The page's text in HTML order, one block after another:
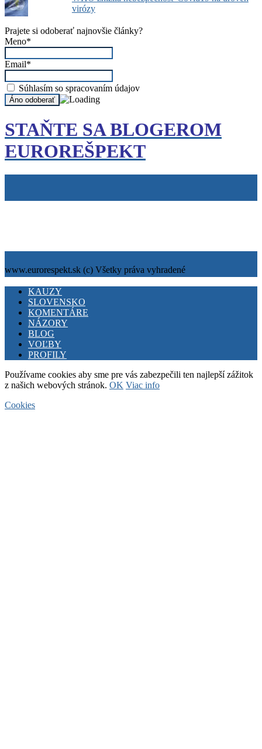
virózy
Prajete si odoberať najnovšie články?
Meno*
Email*
Súhlasím so spracovaním údajov
STAŇTE SA BLOGEROM
EUROREŠPEKT
www.eurorespekt.sk (c) Všetky práva vyhradené
Facebook
Twitter
YoutubeKAUZY
SLOVENSKO
KOMENTÁRE
NÁZORY
BLOG
VOĽBY
PROFILY
Používame cookies aby sme pre vás zabezpečili ten najlepší zážitok
z našich webových stránok. OK Viac info
Cookies